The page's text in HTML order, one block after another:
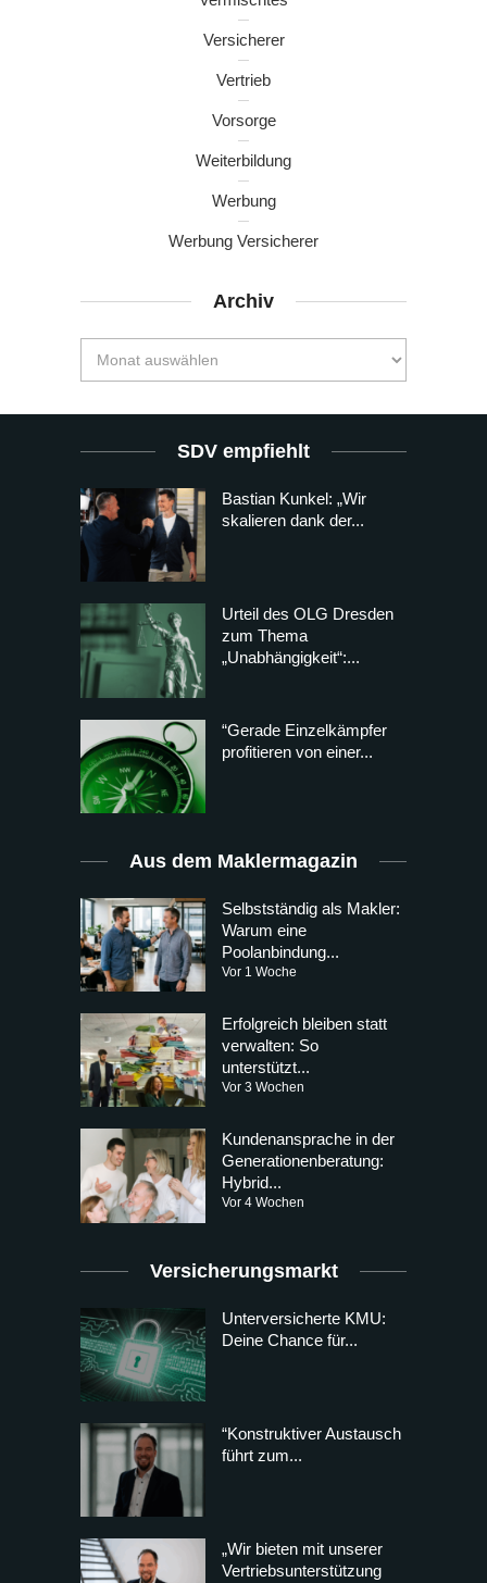
Versicherer
Vertrieb
Vorsorge
Weiterbildung
Werbung
Werbung Versicherer
Archiv
SDV empfiehlt
Bastian Kunkel: „Wir
skalieren dank der...
Urteil des OLG Dresden
zum Thema
„Unabhängigkeit“:...
“Gerade Einzelkämpfer
profitieren von einer...
Aus dem Maklermagazin
Selbstständig als Makler:
Warum eine
Poolanbindung...
Vor 1 Woche
Erfolgreich bleiben statt
verwalten: So
unterstützt...
Vor 3 Wochen
Kundenansprache in der
Generationenberatung:
Hybrid...
Vor 4 Wochen
Versicherungsmarkt
Unterversicherte KMU:
Deine Chance für...
“Konstruktiver Austausch
führt zum...
„Wir bieten mit unserer
Vertriebsunterstützung